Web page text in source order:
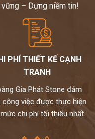
– Dựng niềm tin!
PHÍ THIẾT KẾ CẠNH
TRANH
Gia Phát Stone đảm
công việc được thực hiện
chi phí tối thiểu nhất.